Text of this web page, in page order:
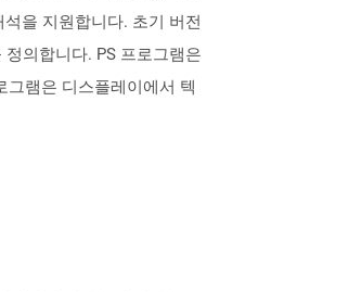
을 지원합니다. 초기 버전
의합니다. PS 프로그램은
램은 디스플레이에서 텍